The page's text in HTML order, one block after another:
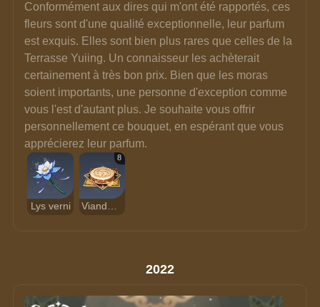
Conformément aux dires qui m'ont été rapportés, ces
fleurs sont d'une qualité exceptionnelle, leur parfum
est exquis. Elles sont bien plus rares que celles de la
Terrasse Yuiing. Un connaisseur les achèterait
certainement à très bon prix. Bien que les moras
soient importants, une personne d'exception comme
vous l'est d'autant plus. Je souhaite vous offrir
personnellement ce bouquet, en espérant que vous
apprécierez leur parfum.
Lys verni
8
Viande-mora façon Caesor
2022